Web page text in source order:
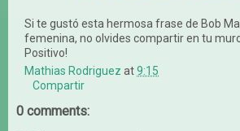
Si te gustó esta hermosa frase de Bob
femenina, no olvides compartir en tu
Positivo!
Mathias Rodriguez at9:15
Compartir
0 comments: